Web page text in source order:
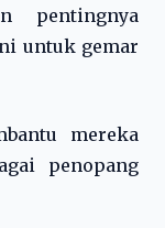
pentingnya
untuk gemar
mereka
penopang